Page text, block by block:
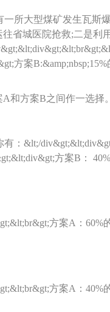
一所大型煤矿发生瓦斯
省城医院抢救;二是
方案
和方案B之间作一选择
有：&lt;/
方案B：
方案A：60%
方案A：40%